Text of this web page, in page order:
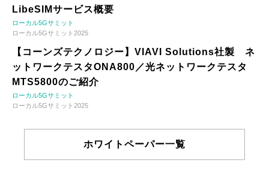
LibeSIMサービス概要
ローカル5Gサミット
ローカル5Gサミット2025
【コーンズテクノロジー】VIAVI Solutions社製 ネ
ットワークテスタONA800／光ネットワークテスタ
MTS5800のご紹介
ローカル5Gサミット
ローカル5Gサミット2025
ホワイトペーパー一覧